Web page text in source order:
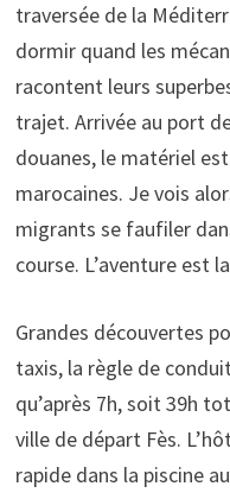
traversée de la
dormir quand les
racontent leurs
trajet. Arrivée au port
douanes, le matériel
marocaines. Je vois
migrants se faufiler
course. L’aventure est
Grandes découvertes
taxis, la règle de
qu’après 7h, soit 39h
ville de départ Fès.
rapide dans la piscine